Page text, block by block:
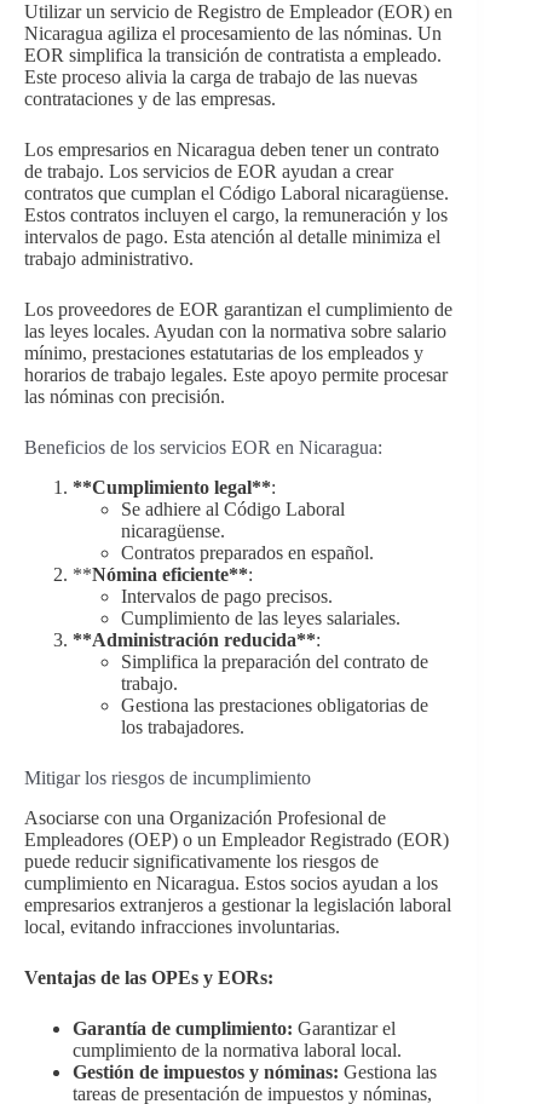
Utilizar un servicio de Registro de Empleador (EOR) en
Nicaragua agiliza el procesamiento de las nóminas. Un
EOR simplifica la transición de contratista a empleado.
Este proceso alivia la carga de trabajo de las nuevas
contrataciones y de las empresas.
Los empresarios en Nicaragua deben tener un contrato
de trabajo. Los servicios de EOR ayudan a crear
contratos que cumplan el Código Laboral nicaragüense.
Estos contratos incluyen el cargo, la remuneración y los
intervalos de pago. Esta atención al detalle minimiza el
trabajo administrativo.
Los proveedores de EOR garantizan el cumplimiento de
las leyes locales. Ayudan con la normativa sobre salario
mínimo, prestaciones estatutarias de los empleados y
horarios de trabajo legales. Este apoyo permite procesar
las nóminas con precisión.
Beneficios de los servicios EOR en Nicaragua:
**Cumplimiento legal**:
Se adhiere al Código Laboral
nicaragüense.
Contratos preparados en español.
**Nómina eficiente**:
Intervalos de pago precisos.
Cumplimiento de las leyes salariales.
**Administración reducida**:
Simplifica la preparación del contrato de
trabajo.
Gestiona las prestaciones obligatorias de
los trabajadores.
Mitigar los riesgos de incumplimiento
Asociarse con una Organización Profesional de
Empleadores (OEP) o un Empleador Registrado (EOR)
puede reducir significativamente los riesgos de
cumplimiento en Nicaragua. Estos socios ayudan a los
empresarios extranjeros a gestionar la legislación laboral
local, evitando infracciones involuntarias.
Ventajas de las OPEs y EORs:
Garantía de cumplimiento: Garantizar el
cumplimiento de la normativa laboral local.
Gestión de impuestos y nóminas: Gestiona las
tareas de presentación de impuestos y nóminas,